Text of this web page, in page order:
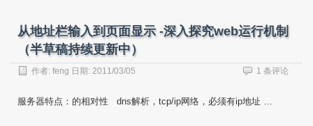
从地址栏输入到页面显示 -深入探究web运行机制
（半草稿持续更新中）
作者: feng 日期: 2011/03/05 1 条评论
服务器特点：的相对性 dns解析，tcp/ip网络，必须有ip地址 …